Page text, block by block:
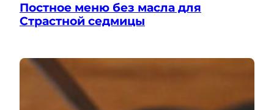
Постное меню без масла для
Страстной седмицы